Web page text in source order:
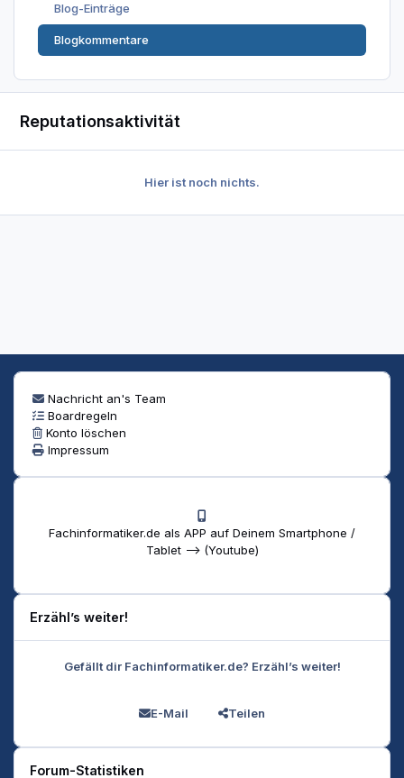
Blog-Einträge
Blogkommentare
Reputationsaktivität
Hier ist noch nichts.
Nachricht an's Team
Boardregeln
Konto löschen
Impressum
Fachinformatiker.de als APP auf Deinem Smartphone /
Tablet --> (Youtube)
Erzähl’s weiter!
Gefällt dir Fachinformatiker.de? Erzähl’s weiter!
E-Mail Teilen
Forum-Statistiken